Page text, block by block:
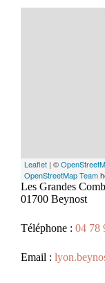
Leaflet | ©
OpenStreetMap Team
Les Grandes
01700 Beynost
Téléphone : 04 78
Email :